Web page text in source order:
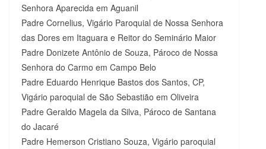
Senhora Aparecida em Aguanil
Padre Cornelius, Vigário Paroquial de Nossa Senhora
das Dores em Itaguara e Reitor do Seminário Maior
Padre Donizete Antônio de Souza, Pároco de Nossa
Senhora do Carmo em Campo Belo
Padre Eduardo Henrique Bastos dos Santos, CP,
Vigário paroquial de São Sebastião em Oliveira
Padre Geraldo Magela da Silva, Pároco de Santana
do Jacaré
Padre Hemerson Cristiano Souza, Vigário paroquial